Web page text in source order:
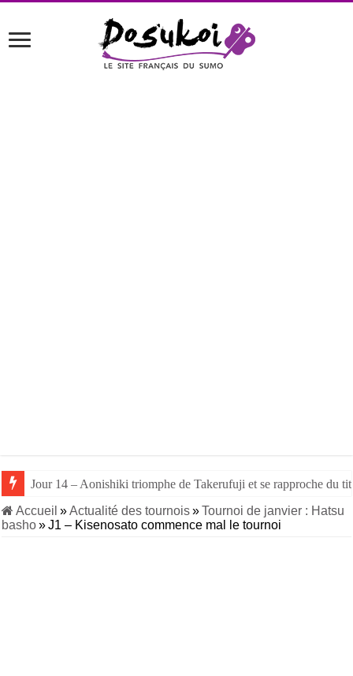
Jour 14 – Aonishiki triomphe de Takerufuji et se rapproche du
Accueil »Actualité des tournois»Tournoi de janvier : Hatsu
basho»J1 – Kisenosato commence mal le tournoi